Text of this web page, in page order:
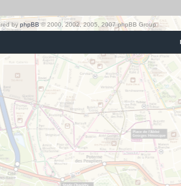
by phpBB© 2000, 2002, 2005, 2007 phpBB Group